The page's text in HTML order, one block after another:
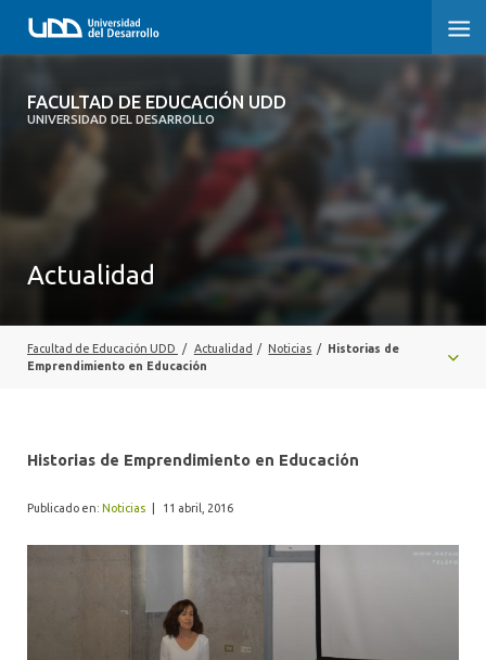
FACULTAD DE EDUCACIÓN UDD
UNIVERSIDAD DEL DESARROLLO
FACULTAD DE EDUCACIÓN UDD
POSTGRADO Y EDUCACIÓN CONTINUA
Actualidad
Facultad de Educación UDD / Actualidad / Noticias /
Historias de
Emprendimiento en Educación
Historias de Emprendimiento en Educación
Publicado en: Noticias 11 abril, 2016